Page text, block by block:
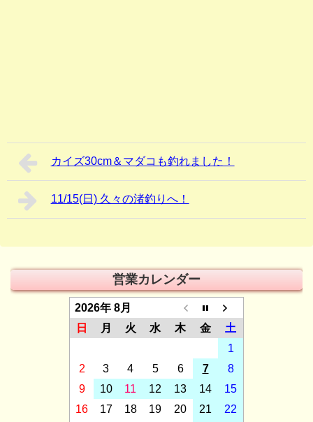
カイズ30cm＆マダコも釣れました！
11/15(日) 久々の渚釣りへ！
営業カレンダー
2026年 8月
日
月 火 水 木 金
土
1
2
3 4 5 6 7
8
9
10 11 12 13 14
15
16
17 18 19 20 21
22